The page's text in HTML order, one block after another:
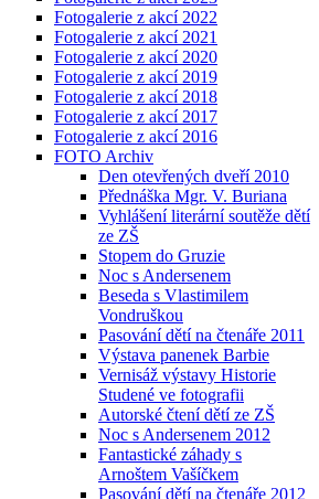
Fotogalerie z akcí 2022
Fotogalerie z akcí 2021
Fotogalerie z akcí 2020
Fotogalerie z akcí 2019
Fotogalerie z akcí 2018
Fotogalerie z akcí 2017
Fotogalerie z akcí 2016
FOTO Archiv
Den otevřených dveří 2010
Přednáška Mgr. V. Buriana
Vyhlášení literární soutěže dětí
ze ZŠ
Stopem do Gruzie
Noc s Andersenem
Beseda s Vlastimilem
Vondruškou
Pasování dětí na čtenáře 2011
Výstava panenek Barbie
Vernisáž výstavy Historie
Studené ve fotografii
Autorské čtení dětí ze ZŠ
Noc s Andersenem 2012
Fantastické záhady s
Arnoštem Vašíčkem
Pasování dětí na čtenáře 2012